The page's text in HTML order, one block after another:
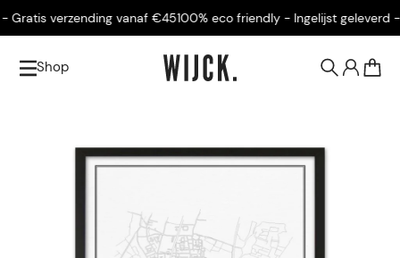
verzending vanaf €45100% eco friendly - Ingelijst geleverd -
Shop